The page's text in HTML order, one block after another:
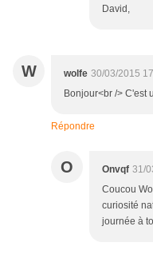
David,
W wolfe 30/03/2015
Bonjour<br /> C'est
Répondre
O Onvqf 31/
Coucou
curiosité
journée à